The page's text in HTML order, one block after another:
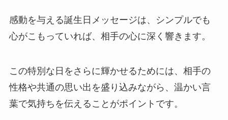
感動を与える誕生日メッセージは、シンプルでも
心がこもっていれば、相手の心に深く響きます。
この特別な日をさらに輝かせるためには、相手の
性格や共通の思い出を盛り込みながら、温かい言
葉で気持ちを伝えることがポイントです。